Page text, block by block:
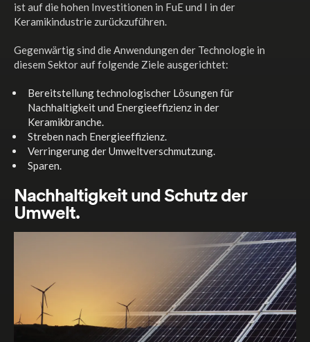
ist auf die hohen Investitionen in FuE und I in der
Keramikindustrie zurückzuführen.
Gegenwärtig sind die Anwendungen der Technologie in
diesem Sektor auf folgende Ziele ausgerichtet:
Bereitstellung technologischer Lösungen für
Nachhaltigkeit und Energieeffizienz in der
Keramikbranche.
Streben nach Energieeffizienz.
Verringerung der Umweltverschmutzung.
Sparen.
Nachhaltigkeit und Schutz der
Umwelt.